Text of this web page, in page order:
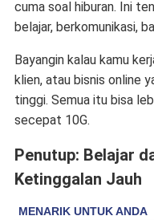
cuma soal hiburan. Ini
belajar, berkomunikasi,
Bayangin kalau kamu
klien, atau bisnis online
tinggi. Semua itu bisa
secepat 10G.
Penutup: Belajar
Ketinggalan Jauh